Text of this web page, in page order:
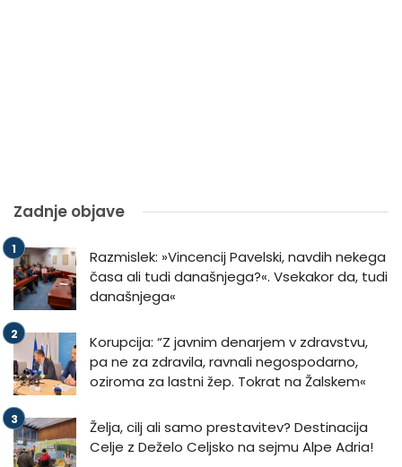
Zadnje objave
Razmislek: »Vincencij Pavelski, navdih nekega
časa ali tudi današnjega?«. Vsekakor da, tudi
današnjega«
Korupcija: “Z javnim denarjem v zdravstvu,
pa ne za zdravila, ravnali negospodarno,
oziroma za lastni žep. Tokrat na Žalskem«
Želja, cilj ali samo prestavitev? Destinacija
Celje z Deželo Celjsko na sejmu Alpe Adria!